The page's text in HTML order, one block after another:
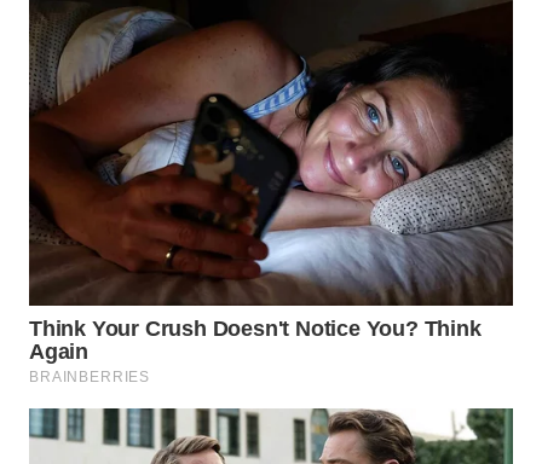
WN
KARAWANG
WN
BOGOR
WN
DEPOK
TAPANULI
UTARA